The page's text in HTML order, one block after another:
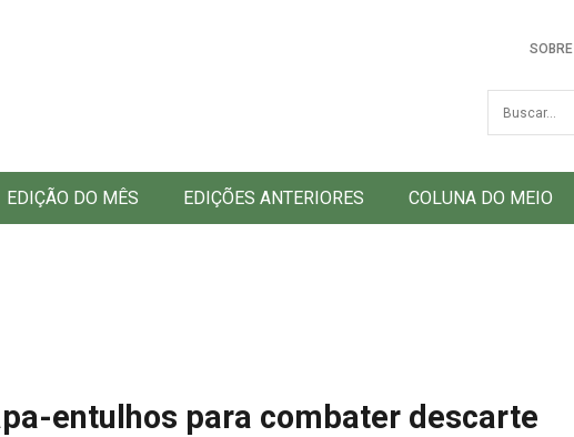
SOBRE
Busca
EDIÇÃO DO MÊS EDIÇÕES ANTERIORES COLUNA DO MEIO
entulhos para combater descarte